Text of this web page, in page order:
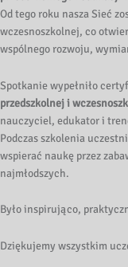
Od tego roku nasza Sieć
wczesnoszkolnej, co
wspólnego rozwoju,
Spotkanie wypełniło
przedszkolnej i
nauczyciel, edukator i
Podczas szkolenia
wspierać naukę przez
najmłodszych.
Było inspirująco,
Dziękujemy wszystkim